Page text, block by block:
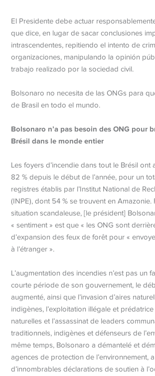
El Presidente debe actuar
que dice, en lugar de sacar conclusiones
intrascendentes, repitiendo el intento de
organizaciones, manipulando la opinión
trabajo realizado por la sociedad civil.
Bolsonaro no necesita de las ONGs para
de Brasil en todo el mundo.
Bolsonaro n’a pas besoin des ONG pour
Brésil dans le monde entier
Les foyers d’incendie dans tout le Brésil ont
82 % depuis le début de l’année, pour un
registres établis par l’Institut National de
(INPE), dont 54 % se trouvent en Amazonie.
situation scandaleuse, [le président]
« sentiment » est que « les ONG sont
d’expansion des feux de forêt pour «
à l’étranger ».
L’augmentation des incendies n’est pas un
courte période de son gouvernement, le
augmenté, ainsi que l’invasion d’aires
indigènes, l’exploitation illégale et
naturelles et l’assassinat de leaders
traditionnels, indigènes et défenseurs de
même temps, Bolsonaro a démantelé et
agences de protection de l’environnement,
d’innombrables déclarations de soutien à